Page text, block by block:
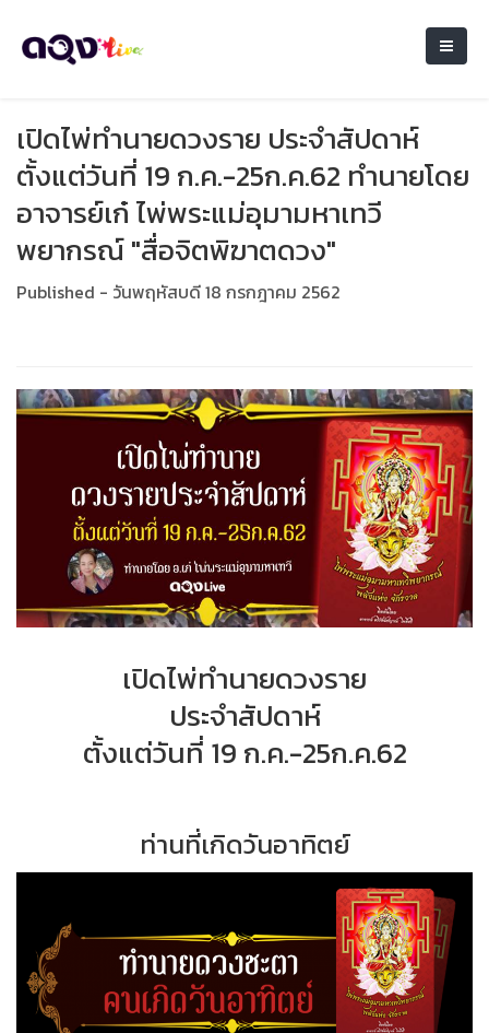
เปิดไพ่ทำนายดวงราย ประจำสัปดาห์
ตั้งแต่วันที่ 19 ก.ค.-25ก.ค.62 ทำนายโดย
อาจารย์เก๋ ไพ่พระแม่อุมามหาเทวี
พยากรณ์ "สื่อจิตพิฆาตดวง"
Published - วันพฤหัสบดี 18 กรกฎาคม 2562
เปิดไพ่ทำนายดวงราย
ประจำสัปดาห์
ตั้งแต่วันที่ 19 ก.ค.-25ก.ค.62
ท่านที่เกิดวันอาทิตย์